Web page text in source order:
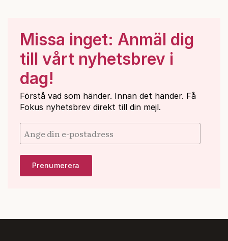
Missa inget: Anmäl dig
till vårt nyhetsbrev i
dag!
Förstå vad som händer. Innan det händer. Få
Fokus nyhetsbrev direkt till din mejl.